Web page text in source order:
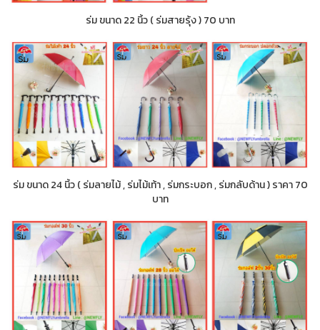
ร่ม ขนาด 22 นิ้ว ( ร่มสายรุ้ง ) 70 บาท
ร่ม ขนาด 24 นิ้ว ( ร่มลายไม้ , ร่มไม้เท้า , ร่มกระบอก , ร่มกลับด้าน ) ราคา 70
บาท